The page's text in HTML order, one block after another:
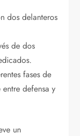
dos delanteros
de dos
fases de
defensa y
un